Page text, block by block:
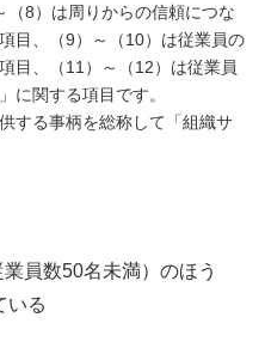
8）は周りからの信頼につな
目、（9）～（10）は従業員の
目、（11）～（12）は従業員
に関する項目です。
する事柄を総称して「組織サ
員数50名未満）のほう
いる